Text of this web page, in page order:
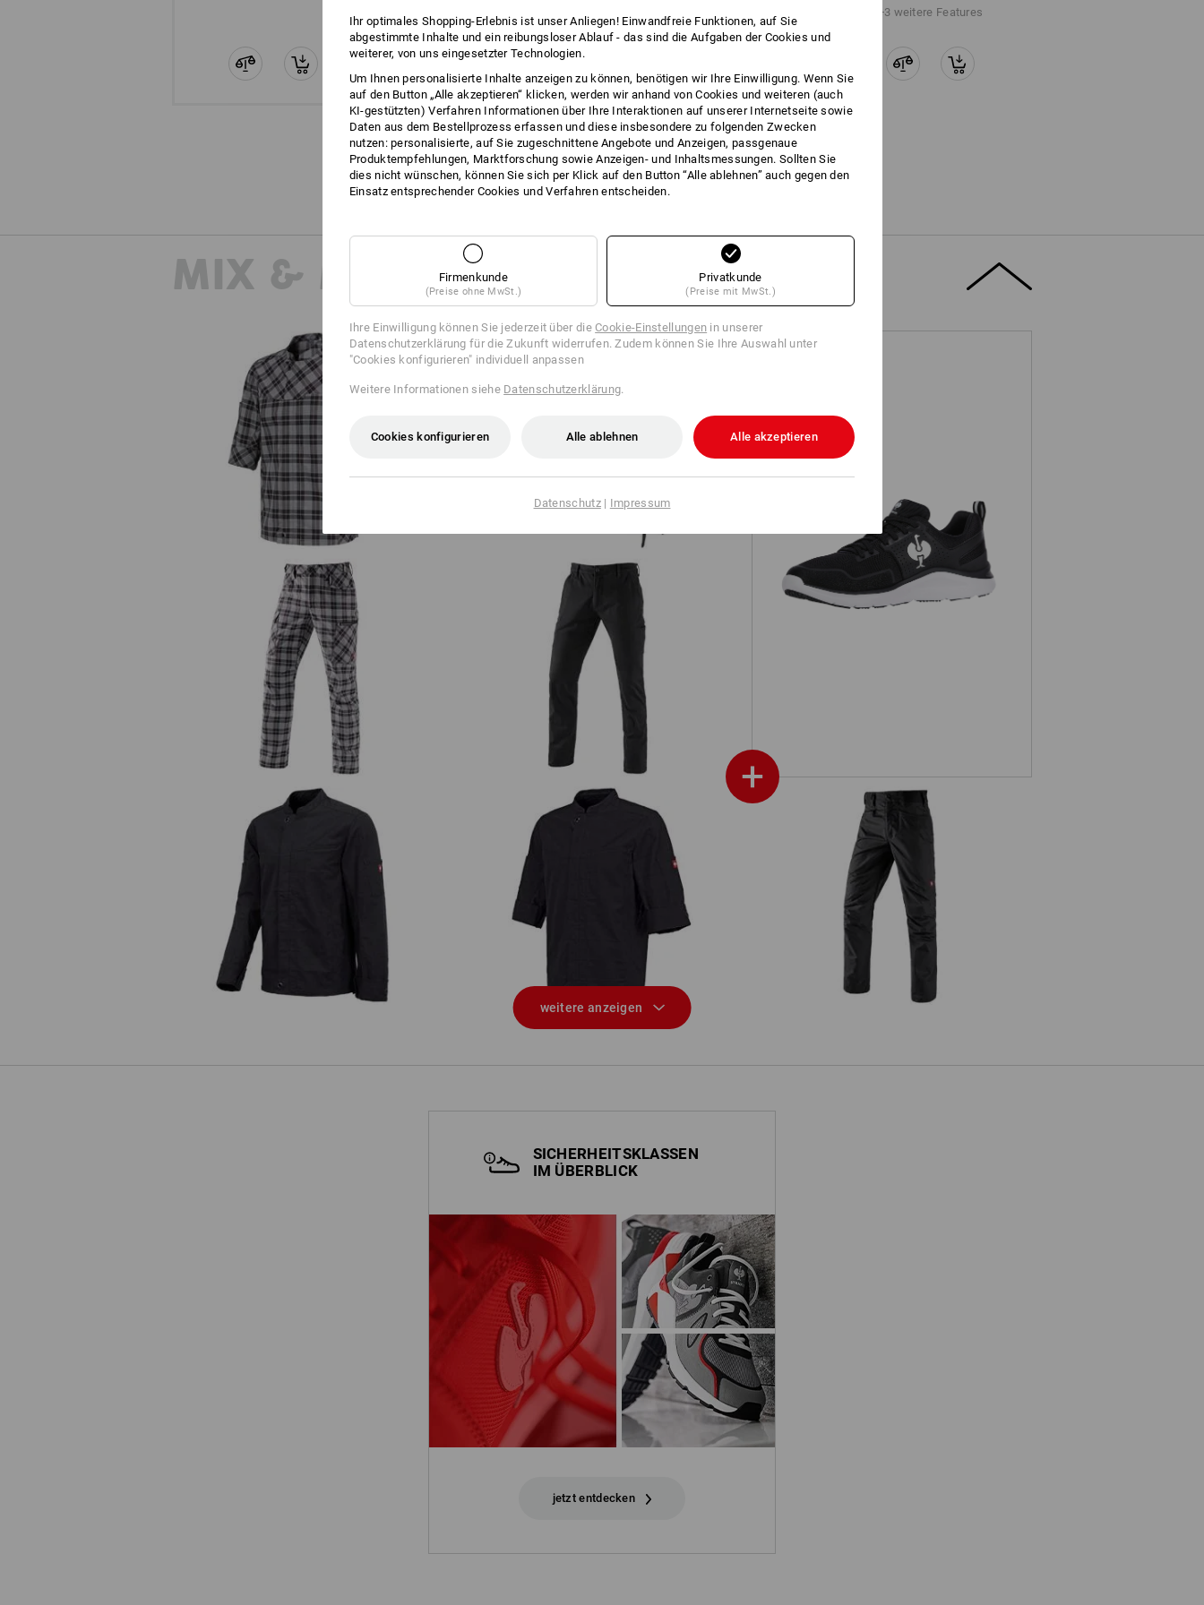
+3 weitere Features
Alle Details vergleichen
MIX & MATCH
O1 Berufsschuhe e.s. Antibes low
+
Berufsjacke kurzarm e.s.fusion,
Herren
Bandana e.s.fusion
e.s. Berufshose pocket, Herren e.s. Berufshose Chino, Herren
Berufsjacke langarm e.s.fusion,
Berufsjacke kurzarm e.s.fusion,
e.s. Berufshose base, Herren
weitere anzeigen
SICHERHEITSKLASSEN
IM ÜBERBLICK
jetzt entdecken
Ihr optimales Shopping-Erlebnis ist unser Anliegen! Einwandfreie Funktionen, auf Sie
abgestimmte Inhalte und ein reibungsloser Ablauf - das sind die Aufgaben der Cookies und
weiterer, von uns eingesetzter Technologien.
Um Ihnen personalisierte Inhalte anzeigen zu können, benötigen wir Ihre Einwilligung. Wenn Sie
auf den Button „Alle akzeptieren“ klicken, werden wir anhand von Cookies und weiteren (auch
KI-gestützten) Verfahren Informationen über Ihre Interaktionen auf unserer Internetseite sowie
Daten aus dem Bestellprozess erfassen und diese insbesondere zu folgenden Zwecken
nutzen: personalisierte, auf Sie zugeschnittene Angebote und Anzeigen, passgenaue
Produktempfehlungen, Marktforschung sowie Anzeigen- und Inhaltsmessungen. Sollten Sie
dies nicht wünschen, können Sie sich per Klick auf den Button “Alle ablehnen” auch gegen den
Einsatz entsprechender Cookies und Verfahren entscheiden.
Firmenkunde
(Preise ohne MwSt.)
Privatkunde
(Preise mit MwSt.)
Ihre Einwilligung können Sie jederzeit über dieCookie-Einstellungen in unserer
Datenschutzerklärung für die Zukunft widerrufen. Zudem können Sie Ihre Auswahl unter
"Cookies konfigurieren" individuell anpassen
Weitere Informationen siehe Datenschutzerklärung.
Cookies konfigurieren Alle ablehnen Alle akzeptieren
Datenschutz| Impressum